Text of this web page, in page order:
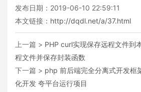
发布日期：2019-06-10 22:59:11
本文链接： http://dqdl.net/a/37.html
上一篇 > PHP curl实现保存远程文件到
程文件并保存封装函数
下一篇 > php 前后端完全分离式开发框
化开发 夸平台运行项目